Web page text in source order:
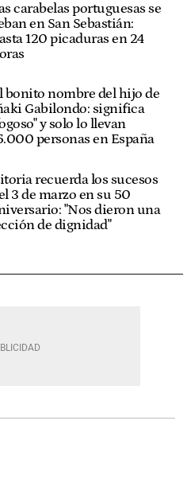
carabelas portuguesas se
en San Sebastián:
120 picaduras en 24
bonito nombre del hijo de
Gabilondo: significa
y solo lo llevan
personas en España
recuerda los sucesos
3 de marzo en su 50
"Nos dieron una
de dignidad"